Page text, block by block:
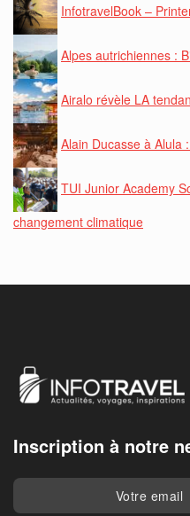
InfotravelBook –
Alpes autrichiennes :
Airalo révèle LA
Alain Ducasse à Alula
TUI Junior Academy
changement climatique
Inscription à notre